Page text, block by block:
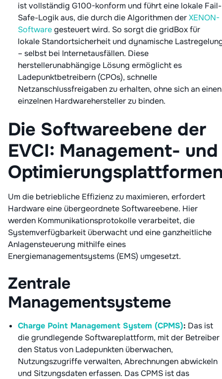
ist vollständig G100-konform und führt eine lokale Fail-
Safe-Logik aus, die durch die Algorithmen derXENON-
Softwaregesteuert wird. So sorgt die gridBox für
lokale Standortsicherheit und dynamische
– selbst bei Internetausfällen. Diese
herstellerunabhängige Lösung ermöglicht es
Ladepunktbetreibern (CPOs), schnelle
Netzanschlussfreigaben zu erhalten, ohne sich an einen
einzelnen Hardwarehersteller zu binden.
Die Softwareebene der
EVCI: Management- und
Um die betriebliche Effizienz zu maximieren, erfordert
Hardware eine übergeordnete Softwareebene. Hier
werden Kommunikationsprotokolle verarbeitet, die
Systemverfügbarkeit überwacht und eine ganzheitliche
Anlagensteuerung mithilfe eines
Energiemanagementsystems (EMS) umgesetzt.
Zentrale
Managementsysteme
Charge Point Management System (CPMS): Das ist
die grundlegende Softwareplattform, mit der Betreiber
den Status von Ladepunkten überwachen,
Nutzungszugriffe verwalten, Abrechnungen abwickeln
und Sitzungsdaten erfassen. Das CPMS ist das